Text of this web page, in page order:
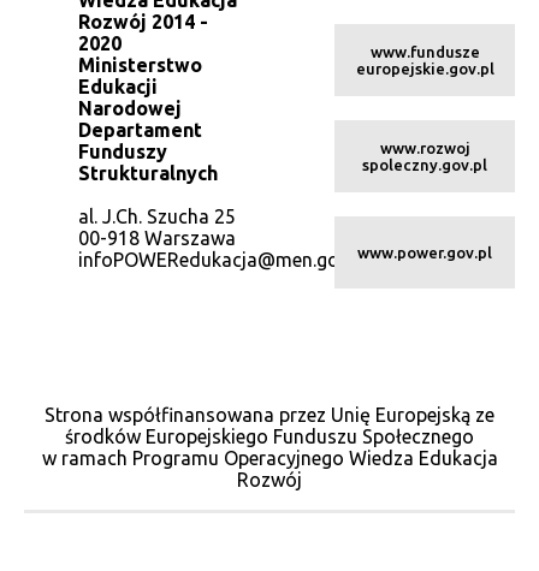
Rozwój 2014 -
2020
Ministerstwo
Edukacji
Narodowej
Departament
Funduszy
Strukturalnych
al. J.Ch. Szucha 25
00-918 Warszawa
infoPOWERedukacja@men.gov.pl
www.fundusze
europejskie.gov.pl
www.rozwoj
spoleczny.gov.pl
www.power.gov.pl
Strona współfinansowana przez Unię Europejską ze
środków Europejskiego Funduszu Społecznego
w ramach Programu Operacyjnego Wiedza Edukacja
Rozwój